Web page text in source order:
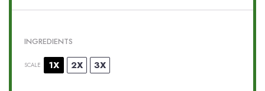
INGREDIENTS
SCALE 1X 2X 3X